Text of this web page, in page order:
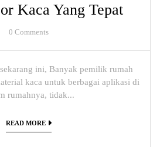
Kaca Yang Tepat
0 Comments
ini, Banyak pemilik rumah
kaca untuk berbagai aplikasi di
rumahnya, tidak...
READ MORE